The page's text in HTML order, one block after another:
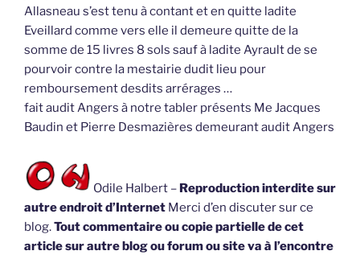
Allasneau s’est tenu à contant et en quitte ladite
Eveillard comme vers elle il demeure quitte de la
somme de 15 livres 8 sols sauf à ladite Ayrault de se
pourvoir contre la mestairie dudit lieu pour
remboursement desdits arrérages …
fait audit Angers à notre tabler présents Me Jacques
Baudin et Pierre Desmazières demeurant audit Angers
Odile Halbert – Reproduction interdite sur
autre endroit d’Internet Merci d’en discuter sur ce
blog.Tout commentaire ou copie partielle de cet
article sur autre blog ou forum ou site va à l’encontre